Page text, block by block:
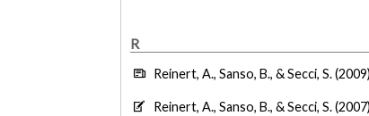
R
Reinert, A., Sanso, B., & Secci, S.
Reinert, A., Sanso, B., & Secci, S.